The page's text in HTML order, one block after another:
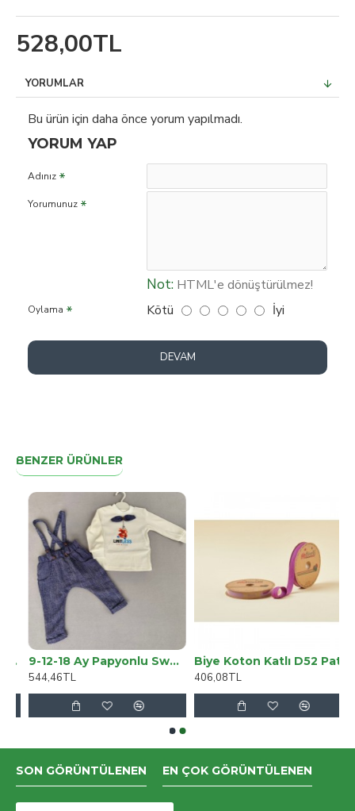
528,00TL
YORUMLAR
Bu ürün için daha önce yorum yapılmadı.
YORUM YAP
Adınız
Yorumunuz
Not: HTML'e dönüştürülmez!
Oylama Kötü İyi
DEVAM
BENZER ÜRÜNLER
9-12-18 Ay Papyonlu Sweat Kot Pantolon 2li Erkek Bebek Salopet Takımı
544,46TL
Biye Koton Katlı D52 Patlıcan Moru 2 Cm 25 Metre %65 Koton %35 Polyester
406,08TL
SON GÖRÜNTÜLENEN EN ÇOK GÖRÜNTÜLENEN